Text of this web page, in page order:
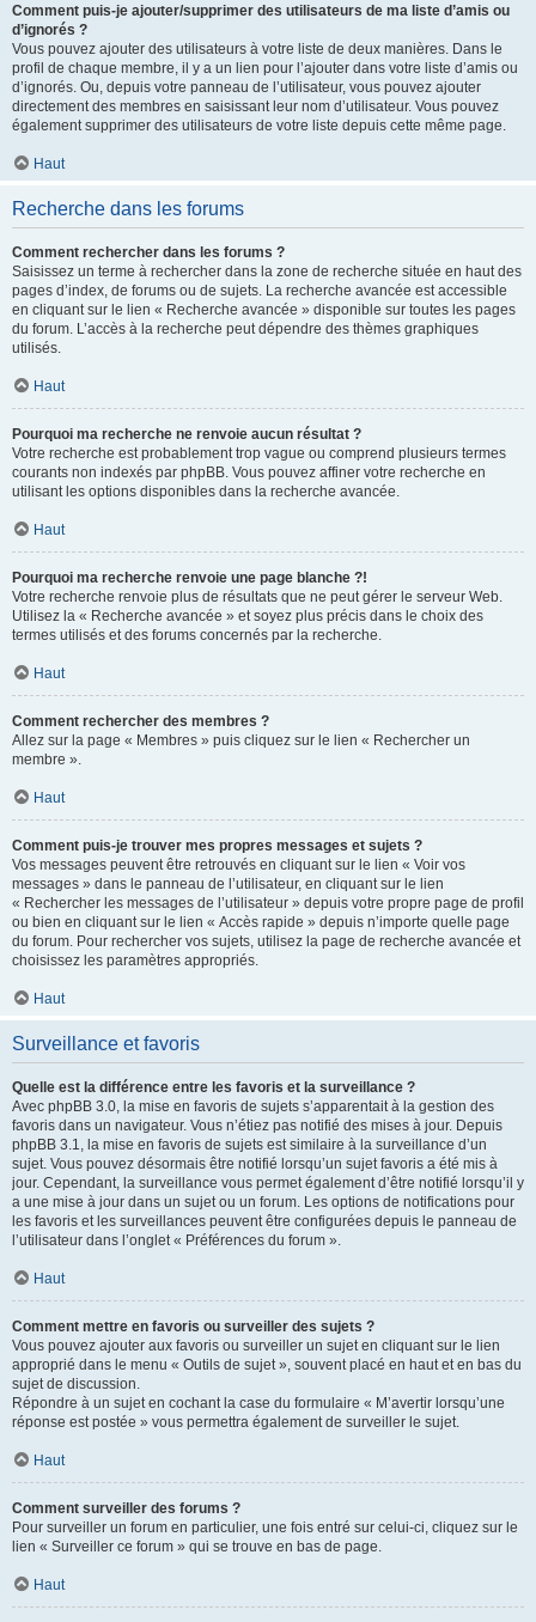
Comment puis-je ajouter/supprimer des utilisateurs de ma liste d’amis ou
d’ignorés ?
Vous pouvez ajouter des utilisateurs à votre liste de deux manières. Dans le
profil de chaque membre, il y a un lien pour l’ajouter dans votre liste d’amis ou
d’ignorés. Ou, depuis votre panneau de l’utilisateur, vous pouvez ajouter
directement des membres en saisissant leur nom d’utilisateur. Vous pouvez
également supprimer des utilisateurs de votre liste depuis cette même page.
Haut
Recherche dans les forums
Comment rechercher dans les forums ?
Saisissez un terme à rechercher dans la zone de recherche située en haut des
pages d’index, de forums ou de sujets. La recherche avancée est accessible
en cliquant sur le lien « Recherche avancée » disponible sur toutes les pages
du forum. L’accès à la recherche peut dépendre des thèmes graphiques
utilisés.
Haut
Pourquoi ma recherche ne renvoie aucun résultat ?
Votre recherche est probablement trop vague ou comprend plusieurs termes
courants non indexés par phpBB. Vous pouvez affiner votre recherche en
utilisant les options disponibles dans la recherche avancée.
Haut
Pourquoi ma recherche renvoie une page blanche ?!
Votre recherche renvoie plus de résultats que ne peut gérer le serveur Web.
Utilisez la « Recherche avancée » et soyez plus précis dans le choix des
termes utilisés et des forums concernés par la recherche.
Haut
Comment rechercher des membres ?
Allez sur la page « Membres » puis cliquez sur le lien « Rechercher un
membre ».
Haut
Comment puis-je trouver mes propres messages et sujets ?
Vos messages peuvent être retrouvés en cliquant sur le lien « Voir vos
messages » dans le panneau de l’utilisateur, en cliquant sur le lien
« Rechercher les messages de l’utilisateur » depuis votre propre page de profil
ou bien en cliquant sur le lien « Accès rapide » depuis n’importe quelle page
du forum. Pour rechercher vos sujets, utilisez la page de recherche avancée et
choisissez les paramètres appropriés.
Haut
Surveillance et favoris
Quelle est la différence entre les favoris et la surveillance ?
Avec phpBB 3.0, la mise en favoris de sujets s’apparentait à la gestion des
favoris dans un navigateur. Vous n’étiez pas notifié des mises à jour. Depuis
phpBB 3.1, la mise en favoris de sujets est similaire à la surveillance d’un
sujet. Vous pouvez désormais être notifié lorsqu’un sujet favoris a été mis à
jour. Cependant, la surveillance vous permet également d’être notifié lorsqu’il y
a une mise à jour dans un sujet ou un forum. Les options de notifications pour
les favoris et les surveillances peuvent être configurées depuis le panneau de
l’utilisateur dans l’onglet « Préférences du forum ».
Haut
Comment mettre en favoris ou surveiller des sujets ?
Vous pouvez ajouter aux favoris ou surveiller un sujet en cliquant sur le lien
approprié dans le menu « Outils de sujet », souvent placé en haut et en bas du
sujet de discussion.
Répondre à un sujet en cochant la case du formulaire « M’avertir lorsqu’une
réponse est postée » vous permettra également de surveiller le sujet.
Haut
Comment surveiller des forums ?
Pour surveiller un forum en particulier, une fois entré sur celui-ci, cliquez sur le
lien « Surveiller ce forum » qui se trouve en bas de page.
Haut